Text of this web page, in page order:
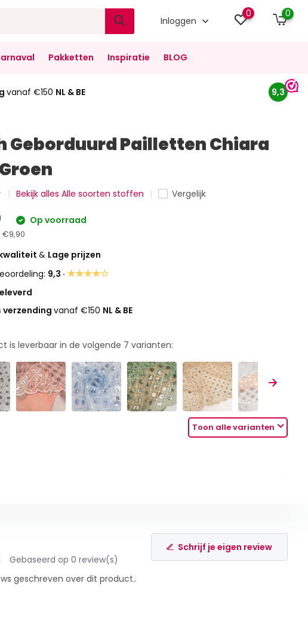
Inloggen
0 0
Pakketten Inspiratie BLOG
vanaf €150 NL & BE 9,3
Geborduurd Pailletten Chiara
Bekijk alles Alle soorten stoffen Vergelijk
Op voorraad
€9,90
& Lage prijzen
9,3 ·★★★★☆
verzendingvanaf €150 NL & BE
is leverbaar in de volgende 7 varianten:
Toon alle varianten
Gebaseerd op 0 review(s)
Schrijf je eigen review
geschreven over dit product..